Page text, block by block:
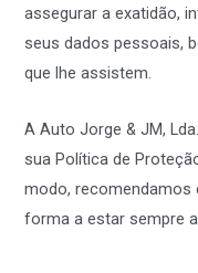
assegurar a exatidão,
seus dados pessoais,
que lhe assistem.
A Auto Jorge & JM,
sua Política de
modo, recomendamos
forma a estar sempre